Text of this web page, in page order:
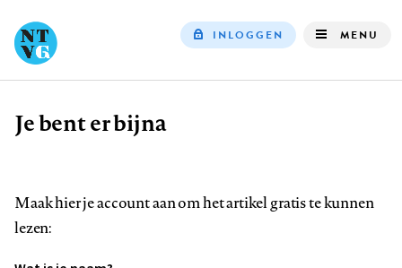
INLOGGEN MENU
Kruimelpad
Je bent er bijna
Maak hier je account aan om het artikel gratis te kunnen
lezen: